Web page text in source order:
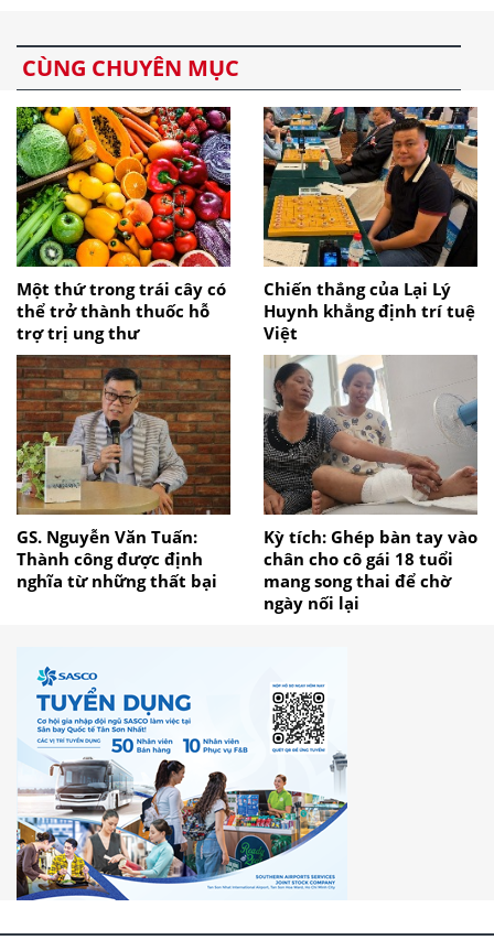
CÙNG CHUYÊN MỤC
Một thứ trong trái cây có
thể trở thành thuốc hỗ
trợ trị ung thư
Chiến thắng của Lại Lý
Huynh khẳng định trí tuệ
Việt
GS. Nguyễn Văn Tuấn:
Thành công được định
nghĩa từ những thất bại
Kỳ tích: Ghép bàn tay vào
chân cho cô gái 18 tuổi
mang song thai để chờ
ngày nối lại